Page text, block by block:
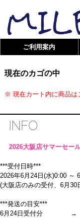
ご利用案内
現在のカゴの中
※ 現在カート内に商品は
INFO
2026大阪店サマーセー
***受付日時***
2026年6月24日(水)0:00 ～
(大阪店のみの受付、6月30
***発送の目安***
6月24日受付分 → 7